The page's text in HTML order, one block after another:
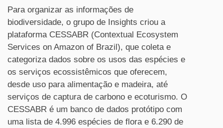
Para organizar as informações de
biodiversidade, o grupo de Insights criou a
plataforma CESSABR (Contextual Ecosystem
Services on Amazon of Brazil), que coleta e
categoriza dados sobre os usos das espécies e
os serviços ecossistêmicos que oferecem,
desde uso para alimentação e madeira, até
serviços de captura de carbono e ecoturismo. O
CESSABR é um banco de dados protótipo com
uma lista de 4.996 espécies de flora e 6.290 de